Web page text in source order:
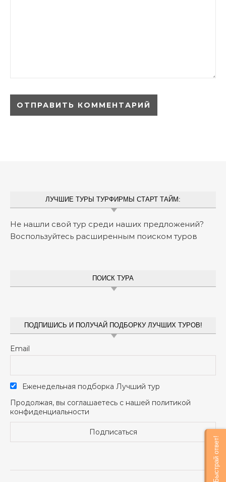
ЛУЧШИЕ ТУРЫ ТУРФИРМЫ СТАРТ ТАЙМ:
Не нашли свой тур среди наших предложений?
Воспользуйтесь расширенным поиском туров
ПОИСК ТУРА
ПОДПИШИСЬ И ПОЛУЧАЙ ПОДБОРКУ ЛУЧШИХ ТУРОВ!
Email
Еженедельная подборка Лучший тур
Продолжая, вы соглашаетесь с нашей политикой
конфиденциальности
Быстрай ответ!